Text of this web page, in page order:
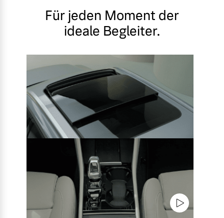
Für jeden Moment der
ideale Begleiter.